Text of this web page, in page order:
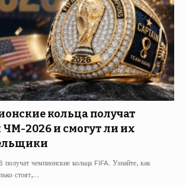
кольца получат
2026 и смогут ли их
чемпионские кольца FIFA. Узнайте, как
стоят,…